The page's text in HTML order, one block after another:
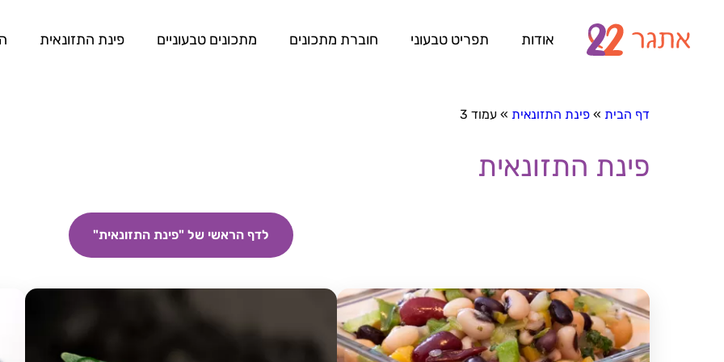
אודות תפריט טבעוני חוברת מתכונים מתכונים טבעוניים פינת התזונאית
דף הבית » פינת התזונאית » עמוד 3
פינת התזונאית
לדף הראשי של "פינת התזונאית"